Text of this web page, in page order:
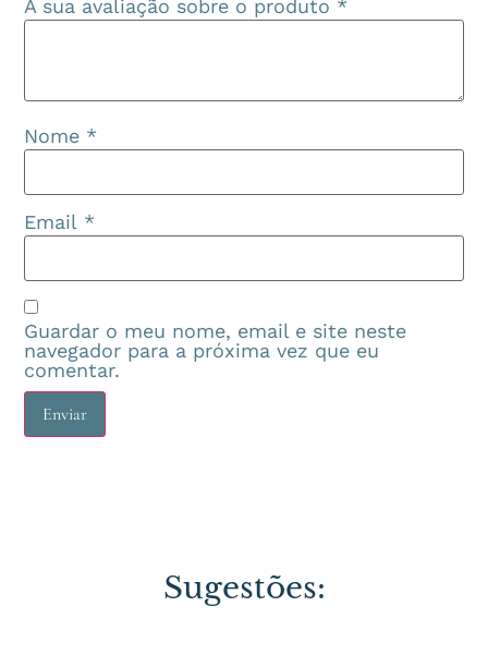
A sua avaliação sobre o produto *
Nome *
Email *
Guardar o meu nome, email e site neste
navegador para a próxima vez que eu
comentar.
Sugestões: